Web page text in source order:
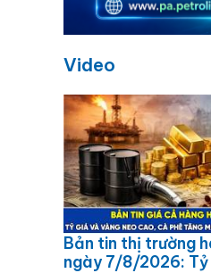
Video
Bản tin thị trường
ngày 7/8/2026: